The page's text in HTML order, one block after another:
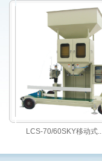
LCS-70/60SKY移动式